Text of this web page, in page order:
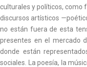
culturales y políticos, como
discursos artísticos
no están fuera de esta
presentes en el mercado
donde están
sociales. La poesía, la